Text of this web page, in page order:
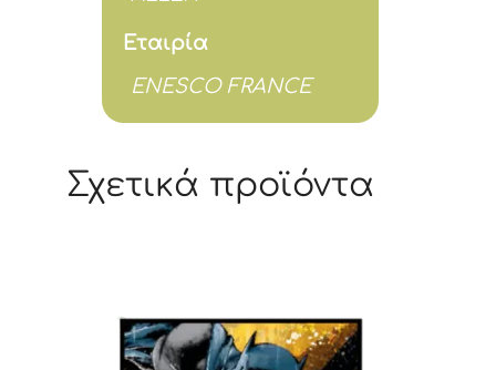
Εταιρία
ENESCO FRANCE
Σχετικά προϊόντα